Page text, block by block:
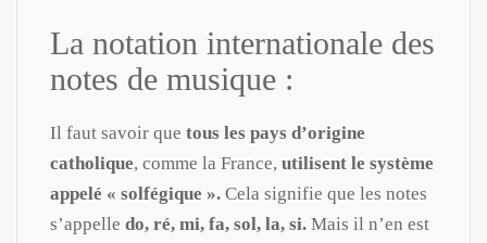
La notation internationale des
notes de musique :
Il faut savoir que tous les pays d’origine
catholique, comme la France, utilisent le système
appelé « solfégique ». Cela signifie que les notes
s’appelle do, ré, mi, fa, sol, la, si. Mais il n’en est